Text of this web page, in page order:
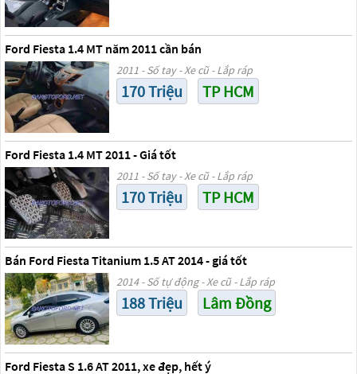
Ford Fiesta 1.4 MT năm 2011 cần bán
2011 - Số tay - Xe cũ - Lắp ráp
170 Triệu TP HCM
Ford Fiesta 1.4 MT 2011 - Giá tốt
2011 - Số tay - Xe cũ - Lắp ráp
170 Triệu TP HCM
Bán Ford Fiesta Titanium 1.5 AT 2014 - giá tốt
2014 - Số tự động - Xe cũ - Lắp ráp
188 Triệu Lâm Đồng
Ford Fiesta S 1.6 AT 2011, xe đẹp, hết ý